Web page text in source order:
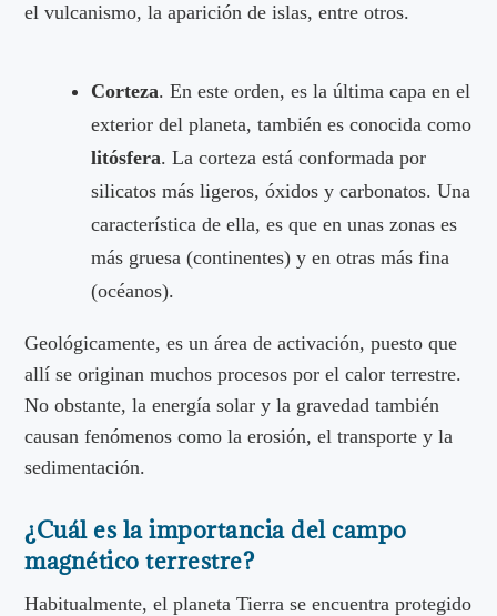
el vulcanismo, la aparición de islas, entre otros.
Corteza. En este orden, es la última capa en el
exterior del planeta, también es conocida como
litósfera. La corteza está conformada por
silicatos más ligeros, óxidos y carbonatos. Una
característica de ella, es que en unas zonas es
más gruesa (continentes) y en otras más fina
(océanos).
Geológicamente, es un área de activación, puesto que
allí se originan muchos procesos por el calor terrestre.
No obstante, la energía solar y la gravedad también
causan fenómenos como la erosión, el transporte y la
sedimentación.
¿Cuál es la importancia del campo
magnético terrestre?
Habitualmente, el planeta Tierra se encuentra protegido